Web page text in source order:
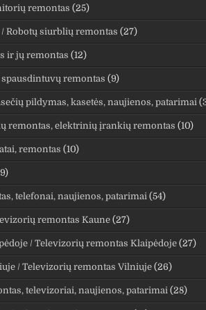
remontas (25)
Robotų siurblių remontas (27)
ir jų remontas (12)
remontas (9)
pildymas, kasetės, naujienos, patarimai
remontas, elektrinių įrankių remontas (10)
remontas (10)
telefonai, naujienos, patarimai (54)
remontas Kaune (27)
/ Televizorių remontas Klaipėdoje (27)
/ Televizorių remontas Vilniuje (26)
televizoriai, naujienos, patarimai (28)